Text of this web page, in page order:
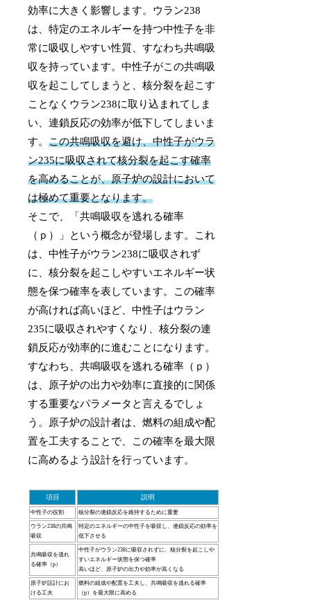
効率に大きく影響します。ウラン238
は、特定のエネルギーを持つ中性子を非
常に吸収しやすい性質、すなわち共鳴吸
収を持っています。中性子がこの共鳴吸
収を起こしてしまうと、核分裂を起こす
ことなくウラン238に取り込まれてしま
い、連鎖反応の効率が低下してしまいま
す。この共鳴吸収を避け、中性子がウラ
ン235に吸収されて核分裂を起こす確率
を高めることが、原子炉の設計において
は極めて重要となります。
そこで、「共鳴吸収を逃れる確率
（ｐ）」という概念が登場します。これ
は、中性子がウラン238に吸収されず
に、核分裂を起こしやすいエネルギー状
態を保つ確率を表しています。この確率
が高ければ高いほど、中性子はウラン
235に吸収されやすくなり、核分裂の連
鎖反応が効率的に進むことになります。
すなわち、共鳴吸収を逃れる確率（ｐ）
は、原子炉の出力や効率に直接的に関係
する重要なパラメータと言えるでしょ
う。原子炉の設計者は、燃料の組成や配
置を工夫することで、この確率を最大限
に高めるよう設計を行っています。
項目 説明
中性子の役割 核分裂の連鎖反応を維持するために重要
ウラン238の共鳴
吸収
特定のエネルギーの中性子を吸収し、連鎖反応の効率を
低下させる
共鳴吸収を逃れ
る確率（p）
中性子がウラン238に吸収されずに、核分裂を起こしや
すいエネルギー状態を保つ確率
高いほど、原子炉の出力や効率が高くなる
原子炉設計にお
ける工夫
燃料の組成や配置を工夫し、共鳴吸収を逃れる確率
（p）を最大限に高める